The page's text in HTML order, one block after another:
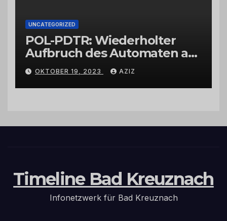
UNCATEGORIZED
POL-PDTR: Wiederholter
Aufbruch des Automaten am
Wohnmobilstellplatz in
Hermeskeil am Labachweg
OKTOBER 19, 2023 AZIZ
Timeline Bad Kreuznach
Infonetzwerk für Bad Kreuznach